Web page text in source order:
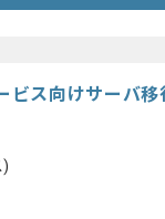
ビス向けサーバ